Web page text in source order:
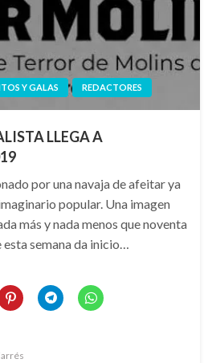
Y GALAS REDACTORES
LLEGA A
por una navaja de afeitar ya
popular. Una imagen
más y nada menos que noventa
esta semana da inicio…